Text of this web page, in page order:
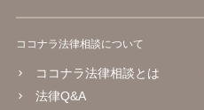
ココナラ法律相談について
ココナラ法律相談とは
法律Q&A